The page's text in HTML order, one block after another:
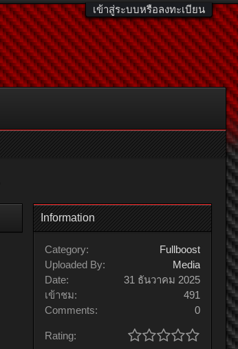
เข้าสู่ระบบหรือลงทะเบียน
Information
Category:
Fullboost
Uploaded By:
Media
Date:
31 ธันวาคม 2025
เข้าชม:
491
Comments:
0
Rating: